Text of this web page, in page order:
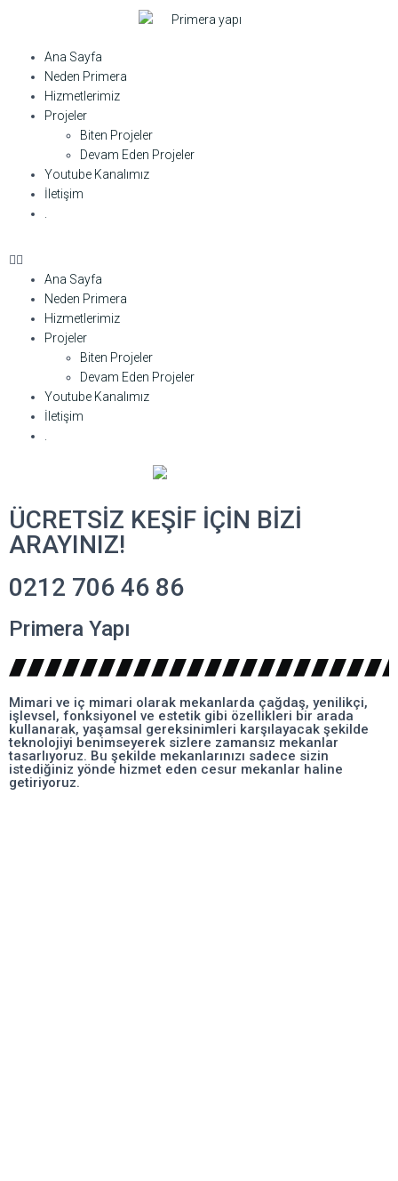
Ana Sayfa
Neden Primera
Hizmetlerimiz
Projeler
Biten Projeler
Devam Eden Projeler
Youtube Kanalımız
İletişim
.
Ana Sayfa
Neden Primera
Hizmetlerimiz
Projeler
Biten Projeler
Devam Eden Projeler
Youtube Kanalımız
İletişim
.
ÜCRETSİZ KEŞİF İÇİN BİZİ
ARAYINIZ!
0212 706 46 86
Primera Yapı
Mimari ve iç mimari olarak mekanlarda çağdaş, yenilikçi,
işlevsel, fonksiyonel ve estetik gibi özellikleri bir arada
kullanarak, yaşamsal gereksinimleri karşılayacak şekilde
teknolojiyi benimseyerek sizlere zamansız mekanlar
tasarlıyoruz. Bu şekilde mekanlarınızı sadece sizin
istediğiniz yönde hizmet eden cesur mekanlar haline
getiriyoruz.